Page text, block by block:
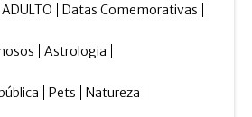
Datas Comemorativas
Astrologia
Pets Natureza